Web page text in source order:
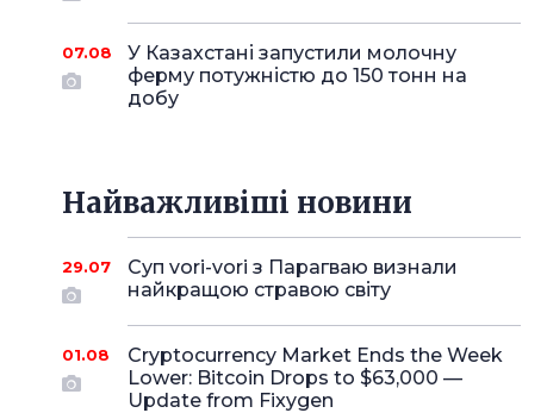
07.08
У Казахстані запустили молочну
ферму потужністю до 150 тонн на
добу
Найважливіші новини
29.07
Суп vori-vori з Парагваю визнали
найкращою стравою світу
01.08
Cryptocurrency Market Ends the Week
Lower: Bitcoin Drops to $63,000 —
Update from Fixygen